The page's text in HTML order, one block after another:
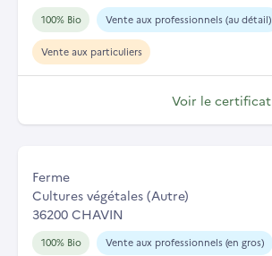
100% Bio Vente aux professionnels (au détail)
Vente aux particuliers
Voir le certificat
Ferme
Cultures végétales (Autre)
36200 CHAVIN
100% Bio Vente aux professionnels (en gros)